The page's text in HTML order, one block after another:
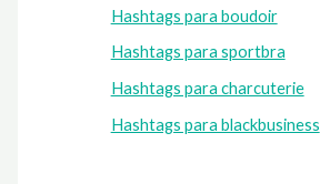
Hashtags para boudoir
Hashtags para sportbra
Hashtags para charcuterie
Hashtags para blackbusiness